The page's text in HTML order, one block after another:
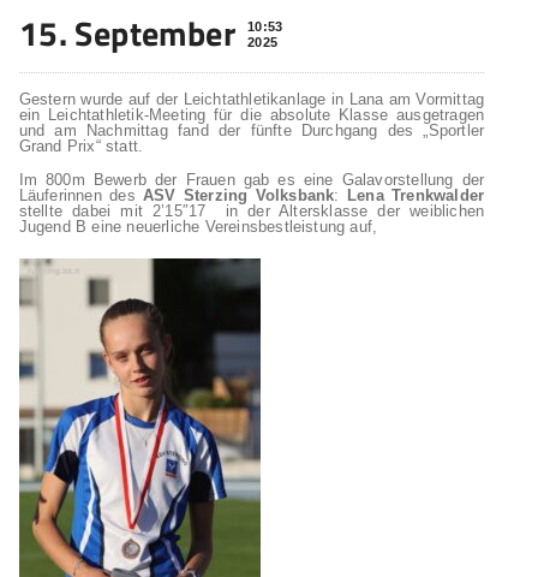
15. September
10:53
2025
Gestern wurde auf der Leichtathletikanlage in Lana am Vormittag
ein Leichtathletik-Meeting für die absolute Klasse ausgetragen
und am Nachmittag fand der fünfte Durchgang des „Sportler
Grand Prix“ statt.
Im 800m Bewerb der Frauen gab es eine Galavorstellung der
Läuferinnen des ASV Sterzing Volksbank:
Lena Trenkwalder
stellte dabei mit 2’15″17 in der Altersklasse der weiblichen
Jugend B eine neuerliche Vereinsbestleistung auf,